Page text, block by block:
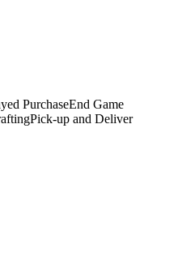
PurchaseEnd Game
Pick-up and Deliver